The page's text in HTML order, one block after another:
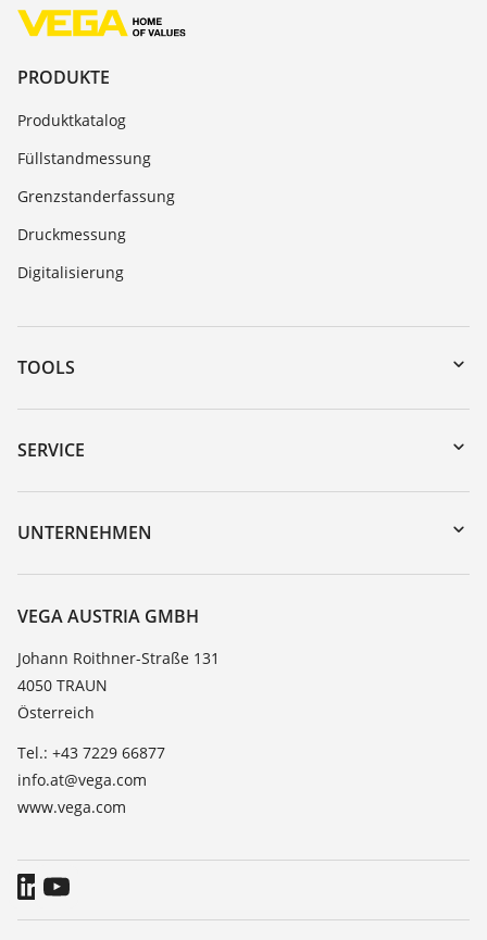
PRODUKTE
Produktkatalog
Füllstandmessung
Grenzstanderfassung
Druckmessung
Digitalisierung
TOOLS
Download-Center
Gerätesuche (Seriennummer)
DTM Collection/PACTware
SERVICE
Geräterücksendung
Trainings
TeamViewer
UNTERNEHMEN
Karriere
Über VEGA
Kontakt
News
Presse
Blog
VEGA AUSTRIA GMBH
Johann Roithner-Straße 131
4050 TRAUN
Österreich
Tel.: +43 7229 66877
info.at@vega.com
www.vega.com